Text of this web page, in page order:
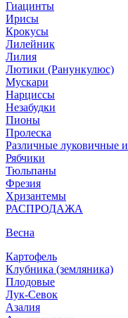
Гиацинты
Ирисы
Крокусы
Лилейник
Лилия
Лютики (Ранункулюс)
Мускари
Нарцисcы
Незабудки
Пионы
Пролеска
Различные луковичные
Рябчики
Тюльпаны
Фрезия
Хризантемы
РАСПРОДАЖА
Весна
Картофель
Клубника (земляника)
Плодовые
Лук-Севок
Азалия